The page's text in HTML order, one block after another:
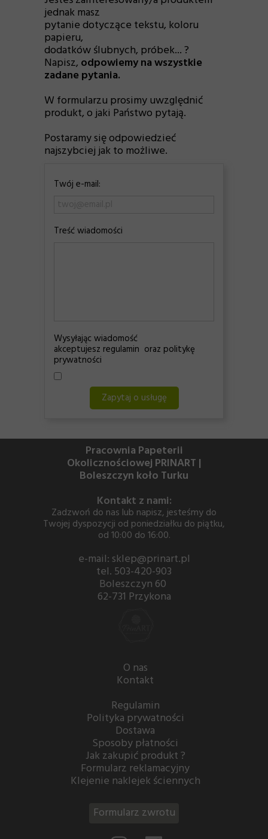
jednak masz
pytanie dotyczące tekstu, koloru
papieru,
dodatków ślubnych, próbek... ?
Napisz, odpowiemy na wszystkie
zadane pytania.
W formularzu prosimy uwzględnić
produkt, o jaki Państwo pytają.
Postaramy się odpowiedzieć
najszybciej jak to możliwe.
Twój e-mail:
Treść wiadomości
Wysyłając wiadomość
akceptujesz regulamin oraz politykę
prywatności
Zapytaj o usługę
Pracownia Papeterii
Okolicznościowej PRINART |
Boleszczyn koło Turku
Kontakt z nami:
Zadzwoń do nas lub napisz, jesteśmy do
Twojej dyspozycji od poniedziałku do piątku,
od 10:00 do 16:00.
e-mail: sklep@prinart.pl
tel. 503-420-903
Boleszczyn 60
62-731 Przykona
O nas
Kontakt
Regulamin
Polityka prywatności
Dostawa
Sposoby płatności
Jak zakupić produkt ?
Formularz reklamacyjny
Klejenie naklejek ściennych
Formularz zwrotu